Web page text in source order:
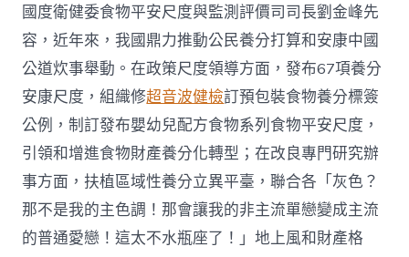
國度衛健委食物平安尺度與監測評價司司長劉金峰先
容，近年來，我國鼎力推動公民養分打算和安康中國
公道炊事舉動。在政策尺度領導方面，發布67項養分
安康尺度，組織修超音波健檢訂預包裝食物養分標簽
公例，制訂發布嬰幼兒配方食物系列食物平安尺度，
引領和增進食物財產養分化轉型；在改良專門研究辦
事方面，扶植區域性養分立異平臺，聯合各「灰色？
那不是我的主色調！那會讓我的非主流單戀變成主流
的普通愛戀！這太不水瓶座了！」地上風和財產格